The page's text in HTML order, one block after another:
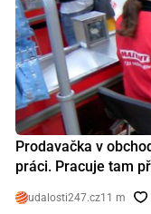
Prodavačka v
práci. Pracuje tam
udalosti247.cz11 m